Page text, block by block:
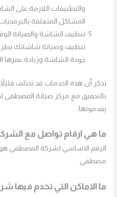
والتطبيقات اللازمة على
المشاكل المتعلقة
تنظيف الشاشة والصيانة
تنظيف وصيانة شاشاتك
جودة الشاشة وزيادة عمرها
تذكر أن هذه الخدمات قد تختلف قليلاً
بالتحقيق مع مركز صيانة المصطفى
يقدمونها.
ما هي ارقام تواصل مع
مصطفي
ما الاماكن التي تخدم فيها